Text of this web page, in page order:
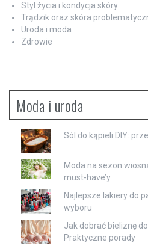
Styl życia i kondycja skóry
Trądzik oraz skóra
Uroda i moda
Zdrowie
Moda i uroda
Sól do kąpieli DIY:
Moda na sezon
must-have’y
Najlepsze lakiery do
wyboru
Jak dobrać bieliznę
Praktyczne porady